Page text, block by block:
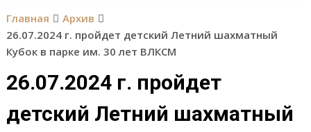
Главная
Архив
26.07.2024 г. пройдет детский Летний шахматный
Кубок в парке им. 30 лет ВЛКСМ
26.07.2024 г. пройдет
детский Летний шахматный